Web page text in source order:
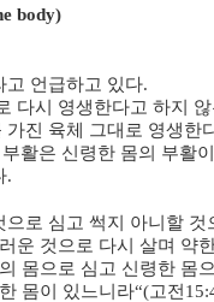
body)
고 언급하고 있다.
다시 영생한다고 하지
진 육체 그대로 영생한
활은 신령한 몸의 부활
.
로 심고 썩지 아니할 것
운 것으로 다시 살며 약
몸으로 심고 신령한 몸
몸이 있느니라“(고전